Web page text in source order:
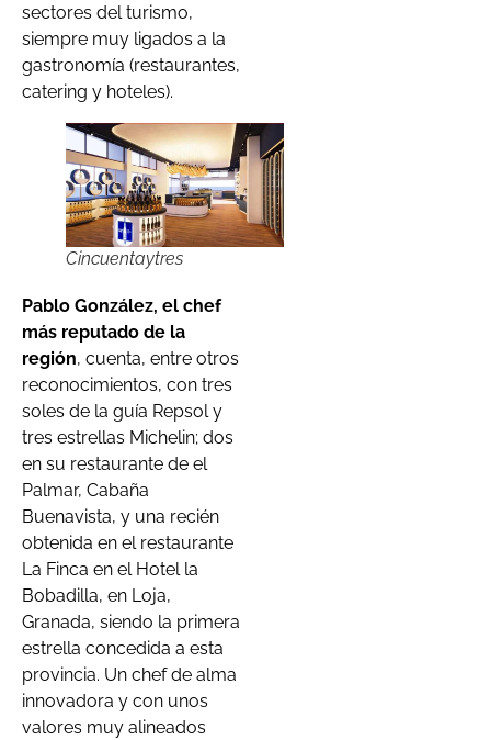
sectores del turismo,
siempre muy ligados a la
gastronomía (restaurantes,
catering y hoteles).
Cincuentaytres
Pablo González, el chef
más reputado de la
región, cuenta, entre otros
reconocimientos, con tres
soles de la guía Repsol y
tres estrellas Michelin; dos
en su restaurante de el
Palmar, Cabaña
Buenavista, y una recién
obtenida en el restaurante
La Finca en el Hotel la
Bobadilla, en Loja,
Granada, siendo la primera
estrella concedida a esta
provincia. Un chef de alma
innovadora y con unos
valores muy alineados